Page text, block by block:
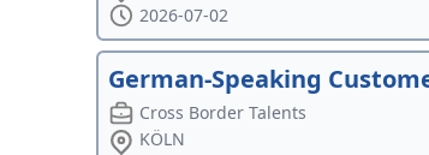
2026-07-02
German-Speaking
Cross Border Talents
KÖLN